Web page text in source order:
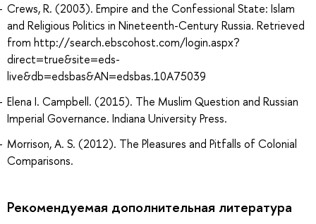
Crews, R. (2003). Empire and the Confessional State: Islam
and Religious Politics in Nineteenth-Century Russia. Retrieved
from http://search.ebscohost.com/login.aspx?
direct=true&site=eds-
live&db=edsbas&AN=edsbas.10A75039
Elena I. Campbell. (2015). The Muslim Question and Russian
Imperial Governance. Indiana University Press.
Morrison, A. S. (2012). The Pleasures and Pitfalls of Colonial
Comparisons.
Рекомендуемая дополнительная литература